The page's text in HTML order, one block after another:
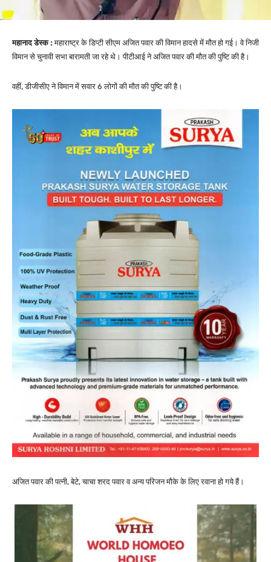
महानाद डेस्क :महाराष्ट्र के डिप्टी सीएम अजित पवार की विमान हादसे में मौत हो गई। वे निजी
विमान से चुनावी सभा बारामती जा रहे थे। पीटीआई ने अजित पवार की मौत की पुष्टि की है।
वहीं, डीजीसीए ने विमान में सवार 6 लोगों की मौत की पुष्टि की है।
अजित पवार की पत्नी, बेटे, चाचा शरद पवार व अन्य परिजन मौके के लिए रवाना हो गये हैं।